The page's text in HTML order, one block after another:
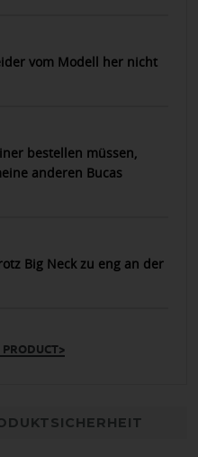
vom Modell her nicht
bestellen müssen,
anderen Bucas
Big Neck zu eng an der